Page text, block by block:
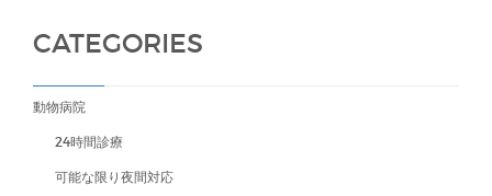
CATEGORIES
動物病院
24時間診療
可能な限り夜間対応